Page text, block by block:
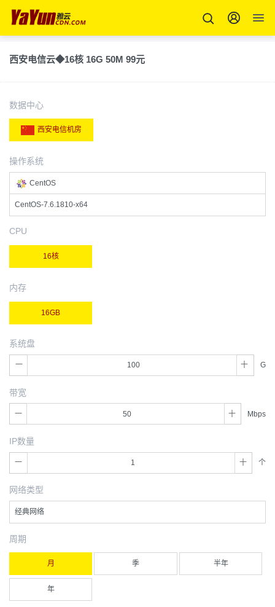
西安电信云◆16核 16G 50M 99元
数据中心
西安电信机房
操作系统
CentOS
CentOS-7.6.1810-x64
CPU
16核
内存
16GB
系统盘
G
带宽
Mbps
IP数量
个
网络类型
经典网络
周期
月 季 半年
年